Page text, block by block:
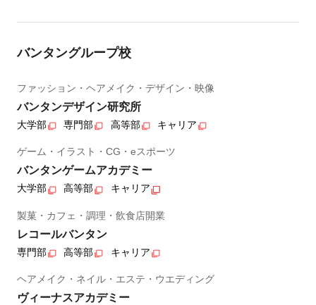
バンタングループ校
ファッション・ヘアメイク・デザイン・映像
バンタンデザイン研究所
大学部 専門部 高等部 キャリア
ゲーム・イラスト・CG・eスポーツ
バンタンゲームアカデミー
大学部 高等部 キャリア
製菓・カフェ・調理・飲食店開業
レコールバンタン
専門部 高等部 キャリア
ヘアメイク・ネイル・エステ・ウエディング
ヴィーナスアカデミー